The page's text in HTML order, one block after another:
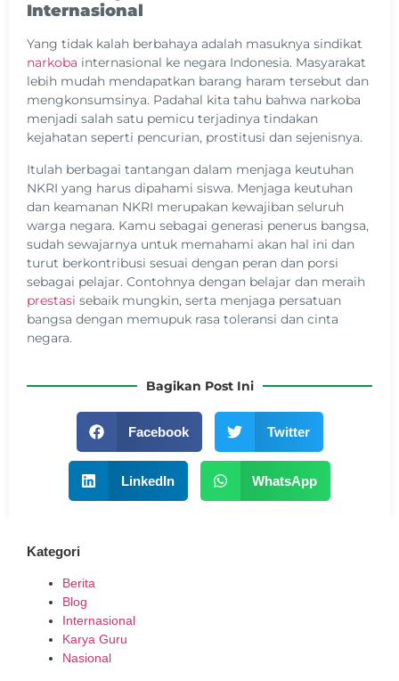
Internasional
Yang tidak kalah berbahaya adalah masuknya sindikat
narkoba internasional ke negara Indonesia. Masyarakat
lebih mudah mendapatkan barang haram tersebut dan
mengkonsumsinya. Padahal kita tahu bahwa narkoba
menjadi salah satu pemicu terjadinya tindakan
kejahatan seperti pencurian, prostitusi dan sejenisnya.
Itulah berbagai tantangan dalam menjaga keutuhan
NKRI yang harus dipahami siswa. Menjaga keutuhan
dan keamanan NKRI merupakan kewajiban seluruh
warga negara. Kamu sebagai generasi penerus bangsa,
sudah sewajarnya untuk memahami akan hal ini dan
turut berkontribusi sesuai dengan peran dan porsi
sebagai pelajar. Contohnya dengan belajar dan meraih
prestasi sebaik mungkin, serta menjaga persatuan
bangsa dengan memupuk rasa toleransi dan cinta
negara.
Bagikan Post Ini
Facebook Twitter
LinkedIn WhatsApp
Kategori
Berita
Blog
Internasional
Karya Guru
Nasional